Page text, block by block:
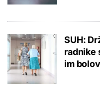
SUH:
radnike
im